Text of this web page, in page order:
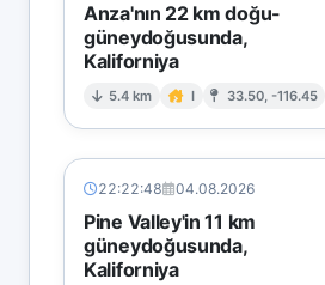
Anza'nın 22 km doğu-
güneydoğusunda,
Kaliforniya
5.4 km I 33.50, -116.45
22:22:48 04.08.2026
Pine Valley'in 11 km
güneydoğusunda,
Kaliforniya